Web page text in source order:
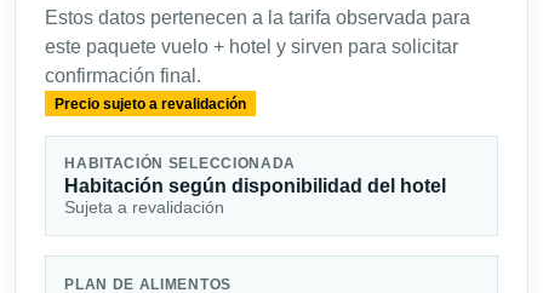
Estos datos pertenecen a la tarifa observada para
este paquete vuelo + hotel y sirven para solicitar
confirmación final.
Precio sujeto a revalidación
HABITACIÓN SELECCIONADA
Habitación según disponibilidad del hotel
Sujeta a revalidación
PLAN DE ALIMENTOS